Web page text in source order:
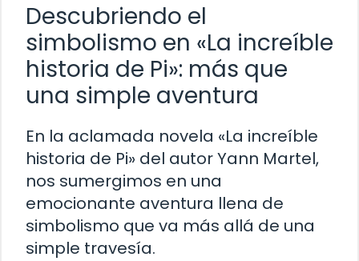
Descubriendo el
simbolismo en «La increíble
historia de Pi»: más que
una simple aventura
En la aclamada novela «La increíble
historia de Pi» del autor Yann Martel,
nos sumergimos en una
emocionante aventura llena de
simbolismo que va más allá de una
simple travesía.